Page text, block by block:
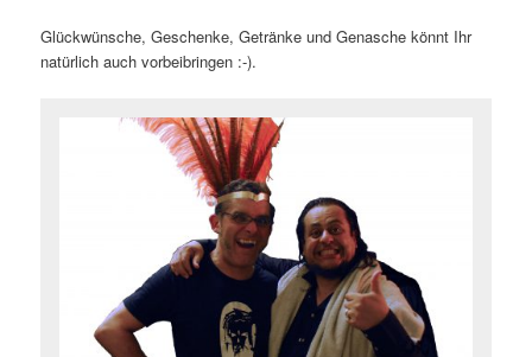
Glückwünsche, Geschenke, Getränke und Genasche könnt Ihr
natürlich auch vorbeibringen :-).